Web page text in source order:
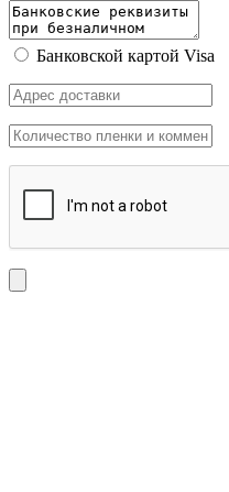
Банковской картой Visa